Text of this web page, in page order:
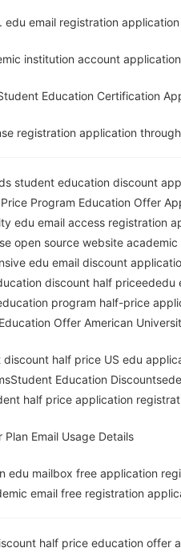
edu email registration
institution account
Education Certification
registration application
student education discount
Program Education Offer
edu email access registration
open source website
edu email discount
discount half
program half-price
Offer American
half price US edu
Education
half price application
Plan Email Usage Details
edu mailbox free application
email free registration
half price education offer